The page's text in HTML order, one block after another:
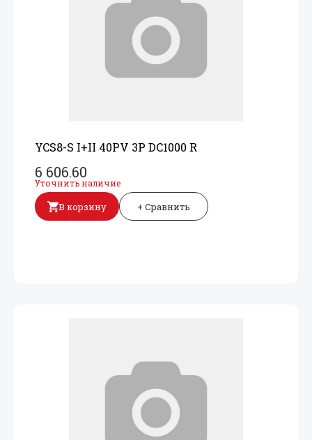
YCS8-S I+II 40PV 3P DC1000 R
6 606.60
Уточнить наличие
В корзину + Сравнить